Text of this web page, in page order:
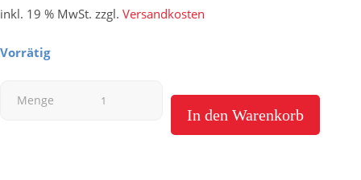
inkl. 19 % MwSt. zzgl. Versandkosten
Vorrätig
Übaseza
Menge
In den Warenkorb